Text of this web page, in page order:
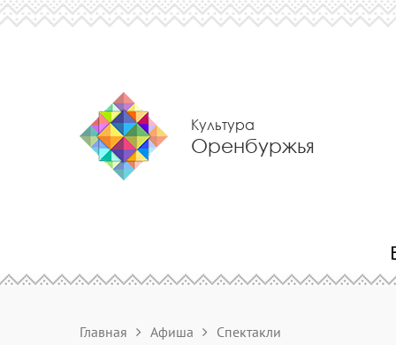
Культура
Оренбуржья
Главная Афиша Спектакли